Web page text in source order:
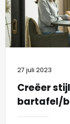
27 juli 2023
Creëer
bartafel/